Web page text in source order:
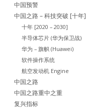
中国预警
中国之路 – 科技突破 [十年]
十年 [2020 – 2030]
半导体芯片 (华为保卫战)
华为 – 旗帜 (Huawei)
软件操作系统
航空发动机 Engine
中国之路
中国之路重中之重
复兴指标